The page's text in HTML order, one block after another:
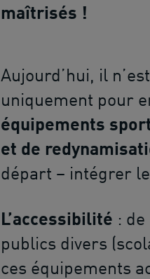
maîtrisés !
Aujourd’hui, il
uniquement pour
équipements
et de
départ – intégrer
L’accessibilité :
publics divers
ces équipements